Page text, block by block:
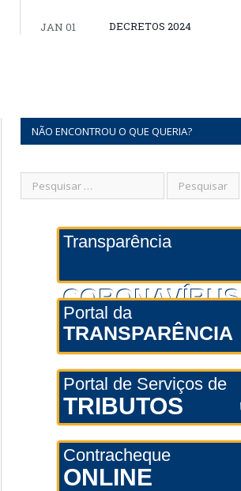
JAN 01 DECRETOS 2024
NÃO ENCONTROU O QUE QUERIA?
Transparência
CORONAVÍRUS
Portal da
TRANSPARÊNCIA
Portal de Serviços de
TRIBUTOS
Contracheque
ONLINE